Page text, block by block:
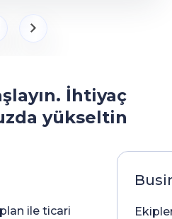
İhtiyaç
yükseltin
ile ticari